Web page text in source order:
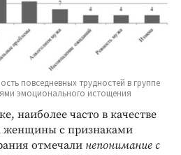
повседневных трудностей в группе
эмоционального истощения
наиболее часто в качестве
женщины с признаками
отмечали непонимание с